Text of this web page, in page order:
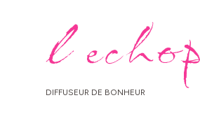
l
DIFFUSEUR DE BONHEUR